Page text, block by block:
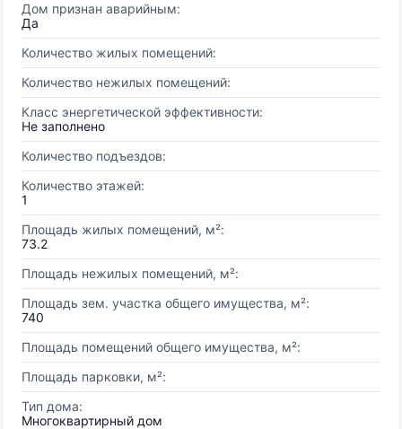
Дом признан аварийным:
Да
Количество жилых помещений:
Количество нежилых помещений:
Класс энергетической эффективности:
Не заполнено
Количество подъездов:
Количество этажей:
1
Площадь жилых помещений, м²:
73.2
Площадь нежилых помещений, м²:
Площадь зем. участка общего имущества, м²:
740
Площадь помещений общего имущества, м²:
Площадь парковки, м²:
Тип дома:
Многоквартирный дом